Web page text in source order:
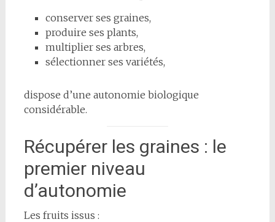
conserver ses graines,
produire ses plants,
multiplier ses arbres,
sélectionner ses variétés,
dispose d’une autonomie biologique
considérable.
Récupérer les graines : le
premier niveau
d’autonomie
Les fruits issus :